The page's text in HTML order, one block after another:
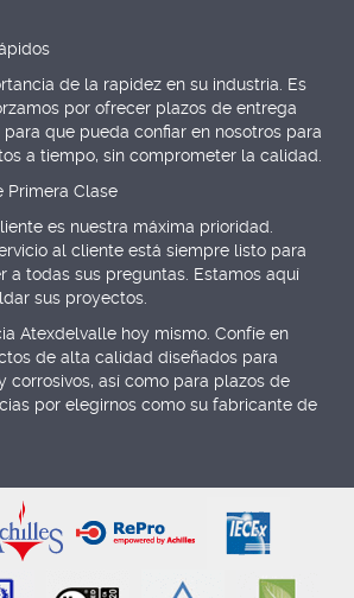
de la rapidez en su industria. Es
por ofrecer plazos de entrega
que pueda confiar en nosotros para
a tiempo, sin comprometer la calidad.
Primera Clase
es nuestra máxima prioridad.
al cliente está siempre listo para
a todas sus preguntas. Estamos aquí
sus proyectos.
Atexdelvalle hoy mismo. Confíe en
de alta calidad diseñados para
corrosivos, así como para plazos de
por elegirnos como su fabricante de